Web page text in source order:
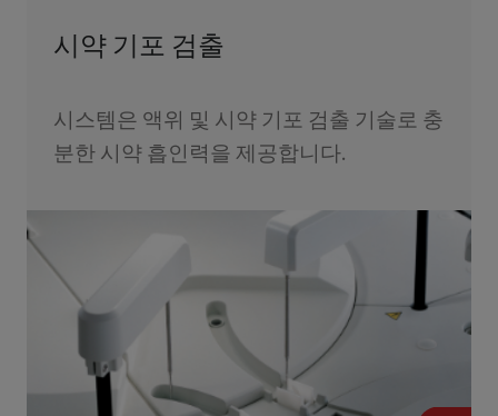
시약 기포 검출
시스템은 액위 및 시약 기포 검출 기술로 충
분한 시약 흡인력을 제공합니다.